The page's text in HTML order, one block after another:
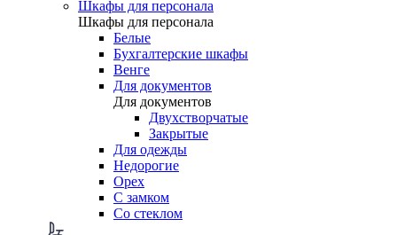
Шкафы для персонала
Шкафы для персонала
Белые
Бухгалтерские шкафы
Венге
Для документов
Для документов
Двухстворчатые
Закрытые
Для одежды
Недорогие
Орех
С замком
Со стеклом